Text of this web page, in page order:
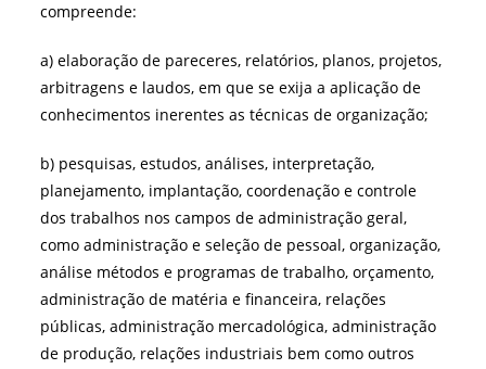
compreende:
a) elaboração de pareceres, relatórios, planos, projetos,
arbitragens e laudos, em que se exija a aplicação de
conhecimentos inerentes as técnicas de organização;
b) pesquisas, estudos, análises, interpretação,
planejamento, implantação, coordenação e controle
dos trabalhos nos campos de administração geral,
como administração e seleção de pessoal, organização,
análise métodos e programas de trabalho, orçamento,
administração de matéria e financeira, relações
públicas, administração mercadológica, administração
de produção, relações industriais bem como outros